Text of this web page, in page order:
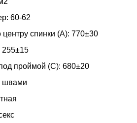
60-62
спинки (A): 770±30
255±15
проймой (С): 680±20
швами